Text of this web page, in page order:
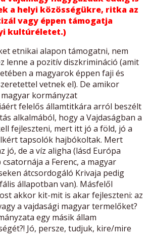
a helyi közösségükre, ritka az
vagy éppen támogatja
kultúréletet.)
etnikai alapon támogatni, nem
lenne a pozitív diszkrimináció (amit
a magyarok éppen faji és
vetnek el). De amikor
kormányzat
felelős államtitkára arról beszélt
alkalmából, hogy a Vajdaságban a
fejleszteni, mert itt jó a föld, jó a
tapsolók hajbókoltak. Mert
jó, de a víz aligha (lásd Európa
a Ferenc, a magyar
átcsordogáló Krivaja pedig
állapotban van). Másfelől
akkor kit-mit is akar fejleszteni: az
a vajdasági magyar termelőket?
egy másik állam
Jó, persze, tudjuk, kire/mire